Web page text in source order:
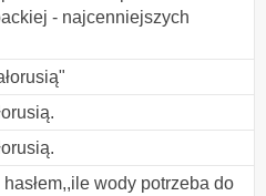
- najcenniejszych
wody potrzeba do